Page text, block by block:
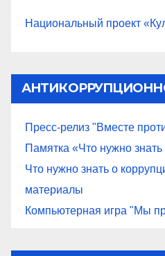
Национальный проект
Пресс-релиз "Вместе
Памятка «Что нужно
Что нужно знать о
материалы
Компьютерная игра "Мы